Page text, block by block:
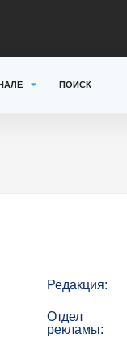
ПОИСК
Редакция:
Отдел
рекламы: